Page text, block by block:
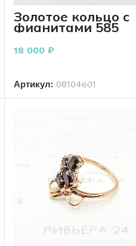
Золотое кольцо с
фианитами 585
пробы 2.40 гр
18 000 ₽
Артикул: 08104601